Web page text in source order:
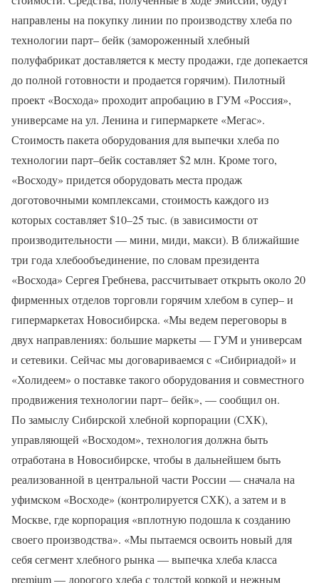
направлены на покупку линии по производству хлеба по
технологии парт– бейк (замороженный хлебный
полуфабрикат доставляется к месту продажи, где допекается
до полной готовности и продается горячим). Пилотный
проект «Восхода» проходит апробацию в ГУМ «Россия»,
универсаме на ул. Ленина и гипермаркете «Мегас».
Стоимость пакета оборудования для выпечки хлеба по
технологии парт–бейк составляет $2 млн. Кроме того,
«Восходу» придется оборудовать места продаж
доготовочными комплексами, стоимость каждого из
которых составляет $10–25 тыс. (в зависимости от
производительности — мини, миди, макси). В ближайшие
три года хлебообъединение, по словам президента
«Восхода» Сергея Гребнева, рассчитывает открыть около 20
фирменных отделов торговли горячим хлебом в супер– и
гипермаркетах Новосибирска. «Мы ведем переговоры в
двух направлениях: большие маркеты — ГУМ и универсам
и сетевики. Сейчас мы договариваемся с «Сибириадой» и
«Холидеем» о поставке такого оборудования и совместного
продвижения технологии парт– бейк», — сообщил он.
По замыслу Сибирской хлебной корпорации (СХК),
управляющей «Восходом», технология должна быть
отработана в Новосибирске, чтобы в дальнейшем быть
реализованной в центральной части России — сначала на
уфимском «Восходе» (контролируется СХК), а затем и в
Москве, где корпорация «вплотную подошла к созданию
своего производства». «Мы пытаемся освоить новый для
себя сегмент хлебного рынка — выпечка хлеба класса
premium — дорогого хлеба с толстой коркой и нежным